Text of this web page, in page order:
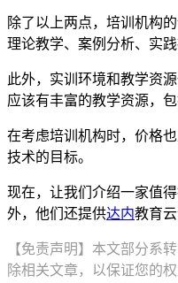
除了以上两点，培训机构
理论教学、案例分析、实
此外，实训环境和教学资
应该有丰富的教学资源，
在考虑培训机构时，价格
技术的目标。
现在，让我们介绍一家值
外，他们还提供达内教育
【免责声明】本文部分系
除相关文章，以保证您的权